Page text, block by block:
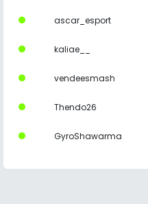
ascar_esport
kaliae__
vendeesmash
Thendo26
GyroShawarma